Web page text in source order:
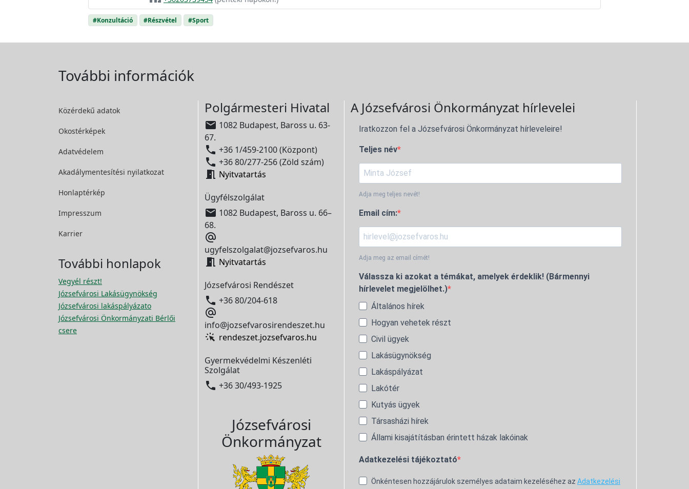
#Konzultáció #Részvétel #Sport
További információk
Közérdekű adatok
Okostérképek
Adatvédelem
Akadálymentesítési nyilatkozat
Honlaptérkép
Impresszum
Karrier
További honlapok
Vegyél részt!
Józsefvárosi Lakásügynökség
Józsefvárosi lakáspályázato
Józsefvárosi Önkormányzati Bérlői
csere
Polgármesteri Hivatal
 1082 Budapest, Baross u. 63-
67.
 +36 1/459-2100 (Központ)
 +36 80/277-256 (Zöld szám)
 Nyitvatartás
Ügyfélszolgálat
 1082 Budapest, Baross u. 66–
68.

ugyfelszolgalat@jozsefvaros.hu
 Nyitvatartás
Józsefvárosi Rendészet
 +36 80/204-618

info@jozsefvarosirendeszet.hu
rendeszet.jozsefvaros.hu
Gyermekvédelmi Készenléti
Szolgálat
 +36 30/493-1925
Józsefvárosi
Önkormányzat
A Józsefvárosi Önkormányzat hírlevelei
Iratkozzon fel a Józsefvárosi Önkormányzat hírleveleire!
Teljes név
Adja meg teljes nevét!
Email cím:
Adja meg az email címét!
Válassza ki azokat a témákat, amelyek érdeklik! (Bármennyi
hírlevelet megjelölhet.)
Általános hírek
Hogyan vehetek részt
Civil ügyek
Lakásügynökség
Lakáspályázat
Lakótér
Kutyás ügyek
Társasházi hírek
Állami kisajátításban érintett házak lakóinak
Adatkezelési tájékoztató
Önkéntesen hozzájárulok személyes adataim kezeléséhez az Adatkezelési